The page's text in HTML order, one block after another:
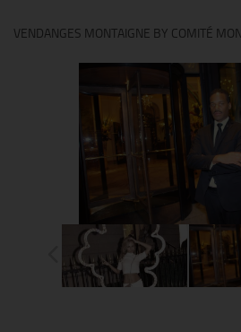
VENDANGES MONTAIGNE BY COMITÉ